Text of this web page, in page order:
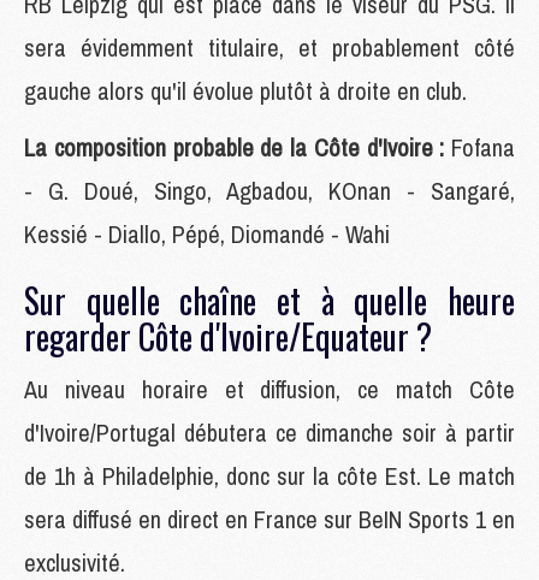
sera évidemment titulaire, et probablement côté
gauche alors qu'il évolue plutôt à droite en club.
La composition probable de la Côte d'Ivoire : Fofana
- G. Doué, Singo, Agbadou, KOnan - Sangaré,
Kessié - Diallo, Pépé, Diomandé - Wahi
Sur quelle chaîne et à quelle heure
regarder Côte d'Ivoire/Equateur ?
Au niveau horaire et diffusion, ce match Côte
d'Ivoire/Portugal débutera ce dimanche soir à partir
de 1h à Philadelphie, donc sur la côte Est. Le match
sera diffusé en direct en France sur BeIN Sports 1 en
exclusivité.